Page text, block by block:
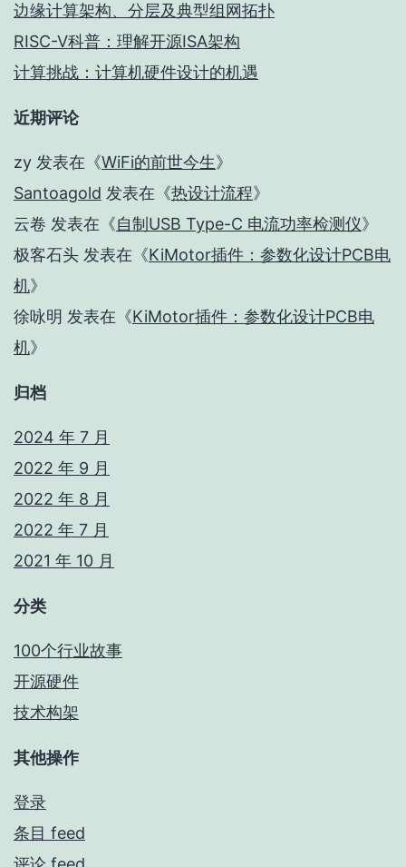
边缘计算架构、分层及典型组网拓扑
RISC-V科普：理解开源ISA架构
计算挑战：计算机硬件设计的机遇
近期评论
zy 发表在《WiFi的前世今生》
Santoagold 发表在《热设计流程》
云卷 发表在《自制USB Type-C 电流功率检测仪》
极客石头 发表在《KiMotor插件：参数化设计PCB电
机》
徐咏明 发表在《KiMotor插件：参数化设计PCB电
机》
归档
2024 年 7 月
2022 年 9 月
2022 年 8 月
2022 年 7 月
2021 年 10 月
分类
100个行业故事
开源硬件
技术构架
其他操作
登录
条目 feed